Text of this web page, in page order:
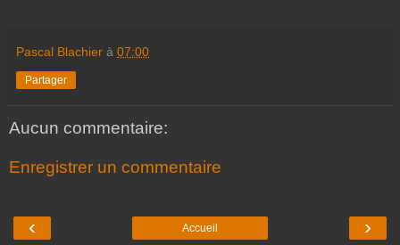
Pascal Blachier à 07:00
Partager
Aucun commentaire:
Enregistrer un commentaire
‹ ›
Accueil